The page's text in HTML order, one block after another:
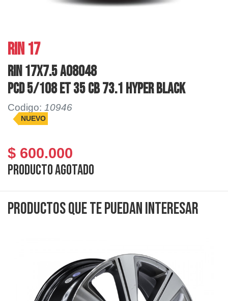
RIN 17
RIN 17X7.5 AO8048
PCD 5/108 ET 35 CB 73.1 HYPER BLACK
Codigo: 10946
NUEVO
$ 600.000
Producto agotado
Productos que te puedan interesar